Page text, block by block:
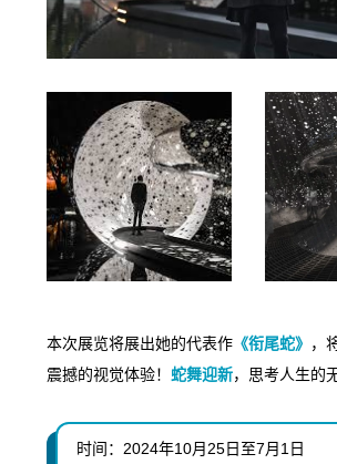
本次展览将展出她的代表作 《衔尾蛇》 ，
震撼的视觉体验！ 蛇舞迎新，思考人生的
时间： 2024年10月25日至7月1日